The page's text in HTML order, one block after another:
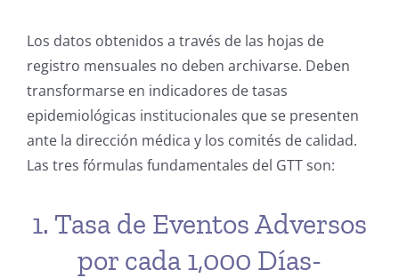
Los datos obtenidos a través de las hojas de
registro mensuales no deben archivarse. Deben
transformarse en indicadores de tasas
epidemiológicas institucionales que se presenten
ante la dirección médica y los comités de calidad.
Las tres fórmulas fundamentales del GTT son:
1. Tasa de Eventos Adversos
por cada 1,000 Días-